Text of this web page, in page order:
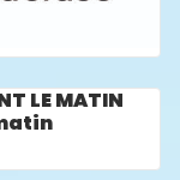
LE MATIN